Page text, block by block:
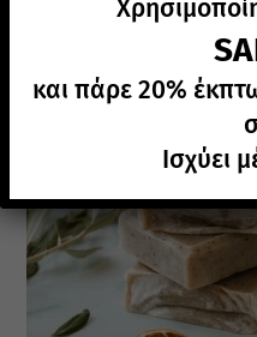
και πάρε 20%
Ισχύει